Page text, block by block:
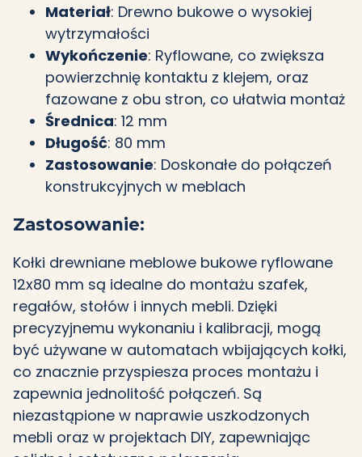
Materiał: Drewno bukowe o wysokiej
wytrzymałości
Wykończenie: Ryflowane, co zwiększa
powierzchnię kontaktu z klejem, oraz
fazowane z obu stron, co ułatwia montaż
Średnica: 12 mm
Długość: 80 mm
Zastosowanie: Doskonałe do połączeń
konstrukcyjnych w meblach
Zastosowanie:
Kołki drewniane meblowe bukowe ryflowane
12x80 mm są idealne do montażu szafek,
regałów, stołów i innych mebli. Dzięki
precyzyjnemu wykonaniu i kalibracji, mogą
być używane w automatach wbijających kołki,
co znacznie przyspiesza proces montażu i
zapewnia jednolitość połączeń. Są
niezastąpione w naprawie uszkodzonych
mebli oraz w projektach DIY, zapewniając